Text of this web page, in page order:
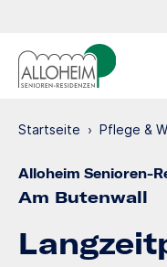
Startseite › Pflege &
Alloheim Senioren-
Am Butenwall